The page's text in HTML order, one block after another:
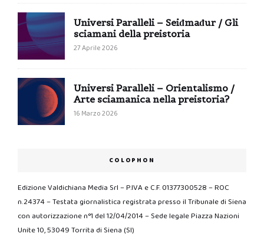
Universi Paralleli – Seiđmađur / Gli
sciamani della preistoria
27 Aprile 2026
Universi Paralleli – Orientalismo /
Arte sciamanica nella preistoria?
16 Marzo 2026
COLOPHON
Edizione Valdichiana Media Srl – P.IVA e C.F. 01377300528 – ROC
n.24374 – Testata giornalistica registrata presso il Tribunale di Siena
con autorizzazione n°1 del 12/04/2014 – Sede legale Piazza Nazioni
Unite 10, 53049 Torrita di Siena (SI)